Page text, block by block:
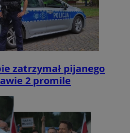
zatrzymał pijanego
2 promile